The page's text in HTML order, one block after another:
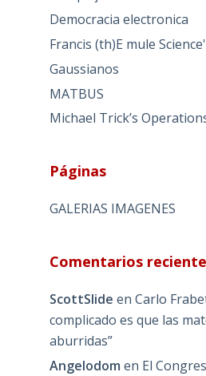
Democracia electronica
Francis (th)E mule
Gaussianos
MATBUS
Michael Trick’s
Páginas
GALERIAS IMAGENES
Comentarios
ScottSlide en Carlo
complicado es que las
aburridas”
Angelodom en El